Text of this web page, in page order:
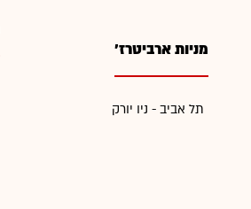
מניות ארביטרז'
תל אביב - ניו יורק